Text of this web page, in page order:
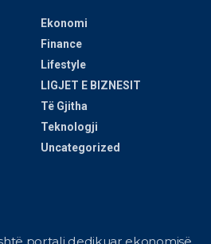
Ekonomi
Finance
Lifestyle
LIGJET E BIZNESIT
Të Gjitha
Teknologji
Uncategorized